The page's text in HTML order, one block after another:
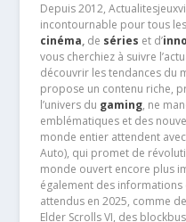
Depuis 2012,
incontournable pour tous
cinéma,de séries et d’
vous cherchiez à suivre
découvrir les tendances du
propose un contenu riche,
l’univers du gaming, ne
emblématiques et des
monde entier attendent
Auto), qui promet de
monde ouvert encore plus
également des informations
attendus en 2025, comme
Elder Scrolls VI, des